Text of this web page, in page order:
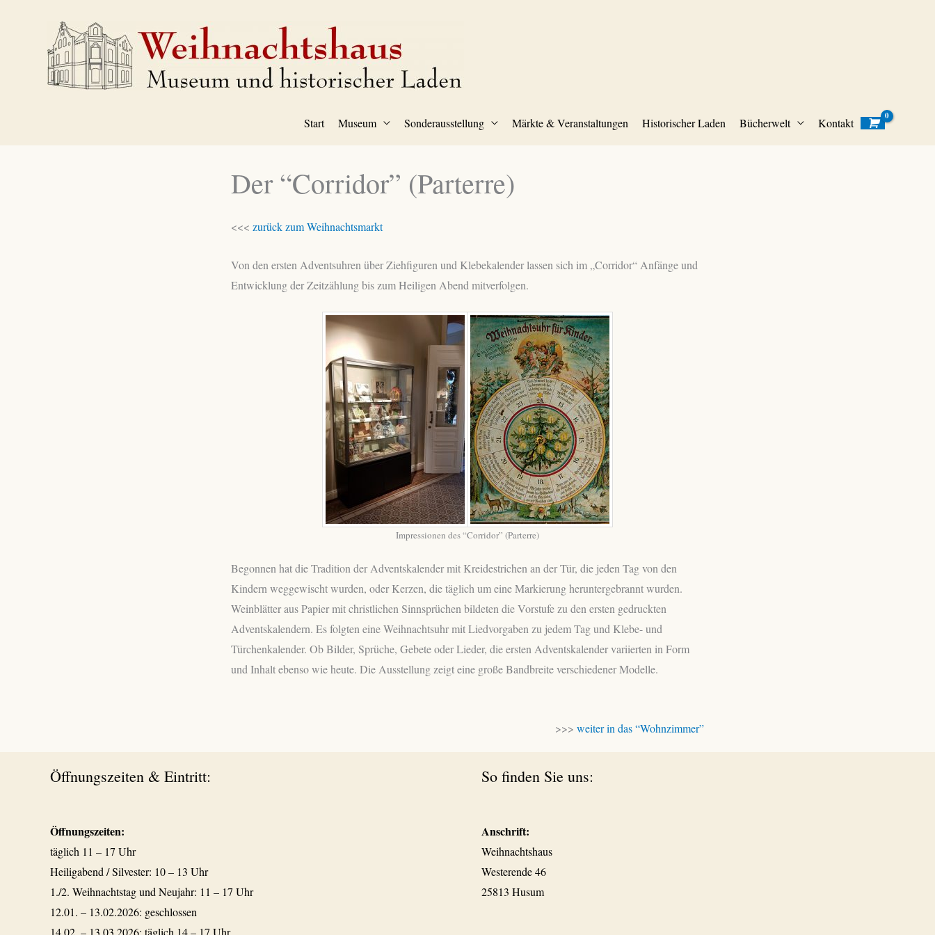
Start Museum Sonderausstellung Märkte & Veranstaltungen Historischer Laden Bücherwelt Kontakt
Der “Corridor” (Parterre)
<<< zurück zum Weihnachtsmarkt
Von den ersten Adventsuhren über Ziehfiguren und Klebekalender lassen sich im „Corridor“ Anfänge und
Entwicklung der Zeitzählung bis zum Heiligen Abend mitverfolgen.
Impressionen des “Corridor” (Parterre)
Begonnen hat die Tradition der Adventskalender mit Kreidestrichen an der Tür, die jeden Tag von den
Kindern weggewischt wurden, oder Kerzen, die täglich um eine Markierung heruntergebrannt wurden.
Weinblätter aus Papier mit christlichen Sinnsprüchen bildeten die Vorstufe zu den ersten gedruckten
Adventskalendern. Es folgten eine Weihnachtsuhr mit Liedvorgaben zu jedem Tag und Klebe- und
Türchenkalender. Ob Bilder, Sprüche, Gebete oder Lieder, die ersten Adventskalender variierten in Form
und Inhalt ebenso wie heute. Die Ausstellung zeigt eine große Bandbreite verschiedener Modelle.
>>> weiter in das “Wohnzimmer”
Öffnungszeiten & Eintritt:
Öffnungszeiten:
täglich 11 – 17 Uhr
Heiligabend / Silvester: 10 – 13 Uhr
1./2. Weihnachtstag und Neujahr: 11 – 17 Uhr
12.01. – 13.02.2026: geschlossen
So finden Sie uns:
Anschrift:
Weihnachtshaus
Westerende 46
25813 Husum